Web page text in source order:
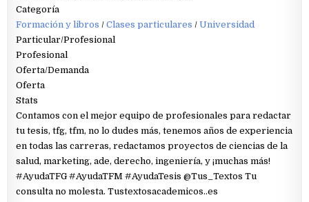
Categoría
Formación y libros /Clases particulares /Universidad
Particular/Profesional
Profesional
Oferta/Demanda
Oferta
Stats
Contamos con el mejor equipo de profesionales para redactar
tu tesis, tfg, tfm, no lo dudes más, tenemos años de experiencia
en todas las carreras, redactamos proyectos de ciencias de la
salud, marketing, ade, derecho, ingeniería, y ¡muchas más!
#AyudaTFG #AyudaTFM #AyudaTesis @Tus_Textos Tu
consulta no molesta. Tustextosacademicos..es